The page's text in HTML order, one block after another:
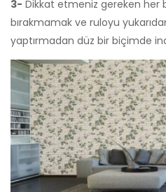
3- Dikkat etmeniz gereken her
bırakmamak ve ruloyu
yaptırmadan düz bir biçimde